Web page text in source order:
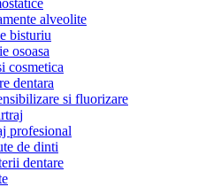
alveolite
bisturiu
osoasa
cosmetica
dentara
si fluorizare
profesional
de dinti
dentare